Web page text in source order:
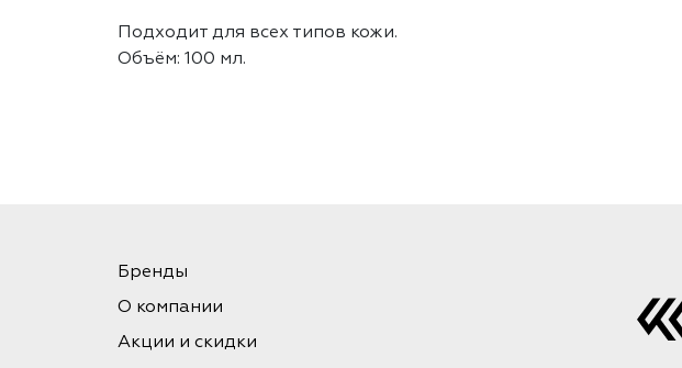
Подходит для всех типов кожи.
Объём: 100 мл.
Бренды
О компании
Акции и скидки